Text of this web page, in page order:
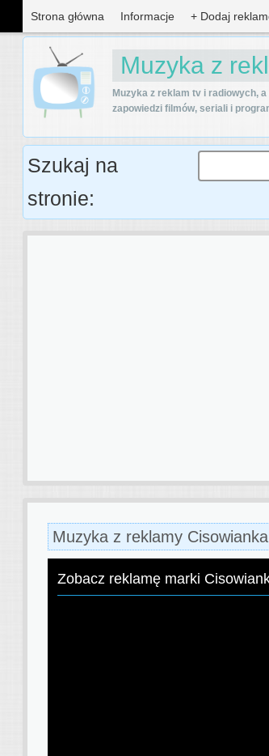
Strona główna Informacje + Dodaj
Muzyka z
Muzyka z reklam tv i radiowych,
zapowiedzi filmów, seriali i
Szukaj na
stronie:
Muzyka z reklamy
Zobacz reklamę marki